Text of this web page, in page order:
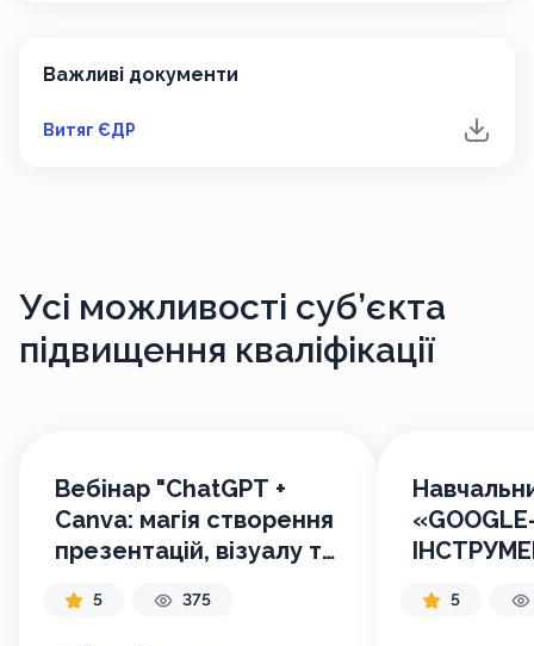
Важливі документи
Витяг ЄДР
Усі можливості суб’єкта
підвищення кваліфікації
Вебінар "ChatGPT +
Canva: магія створення
презентацій, візуалу та
вчителя"
5 375 5